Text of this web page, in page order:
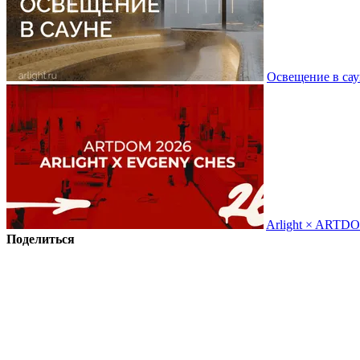
Освещение в
Arlight ×
Поделиться